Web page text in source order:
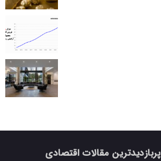
پربازدیدترین مقالات اقتصادی